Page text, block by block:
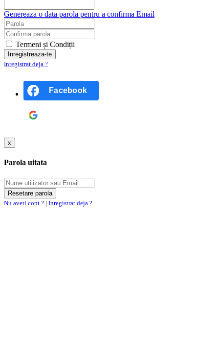
Genereaza o data parola pentru a confirma Email
Termeni și Condiții
Inregistrat deja ?
Facebook
x
Parola uitata
Nu aveti cont ? | Inregistrat deja ?